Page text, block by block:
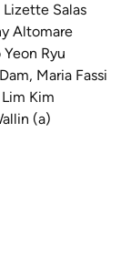
Lizette Salas
Altomare
Ryu
Maria Fassi
Kim
(a)